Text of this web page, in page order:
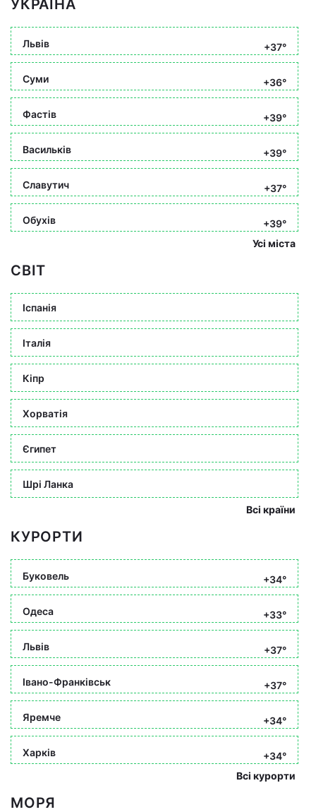
УКРАЇНА
Львів +37°
Суми +36°
Фастів +39°
Васильків +39°
Славутич +37°
Обухів
+39°
Усі міста
СВІТ
Іспанія
Італія
Кіпр
Хорватія
Єгипет
Шрі Ланка
Всі країни
КУРОРТИ
Буковель +34°
Одеса +33°
Львів +37°
Івано-Франківськ +37°
Яремче +34°
Харків
+34°
Всі курорти
МОРЯ